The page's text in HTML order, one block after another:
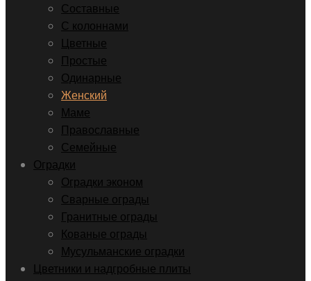
Составные
С колоннами
Цветные
Простые
Одинарные
Женский
Маме
Православные
Семейные
Оградки
Оградки эконом
Сварные ограды
Гранитные ограды
Кованые ограды
Мусульманские оградки
Цветники и надгробные плиты